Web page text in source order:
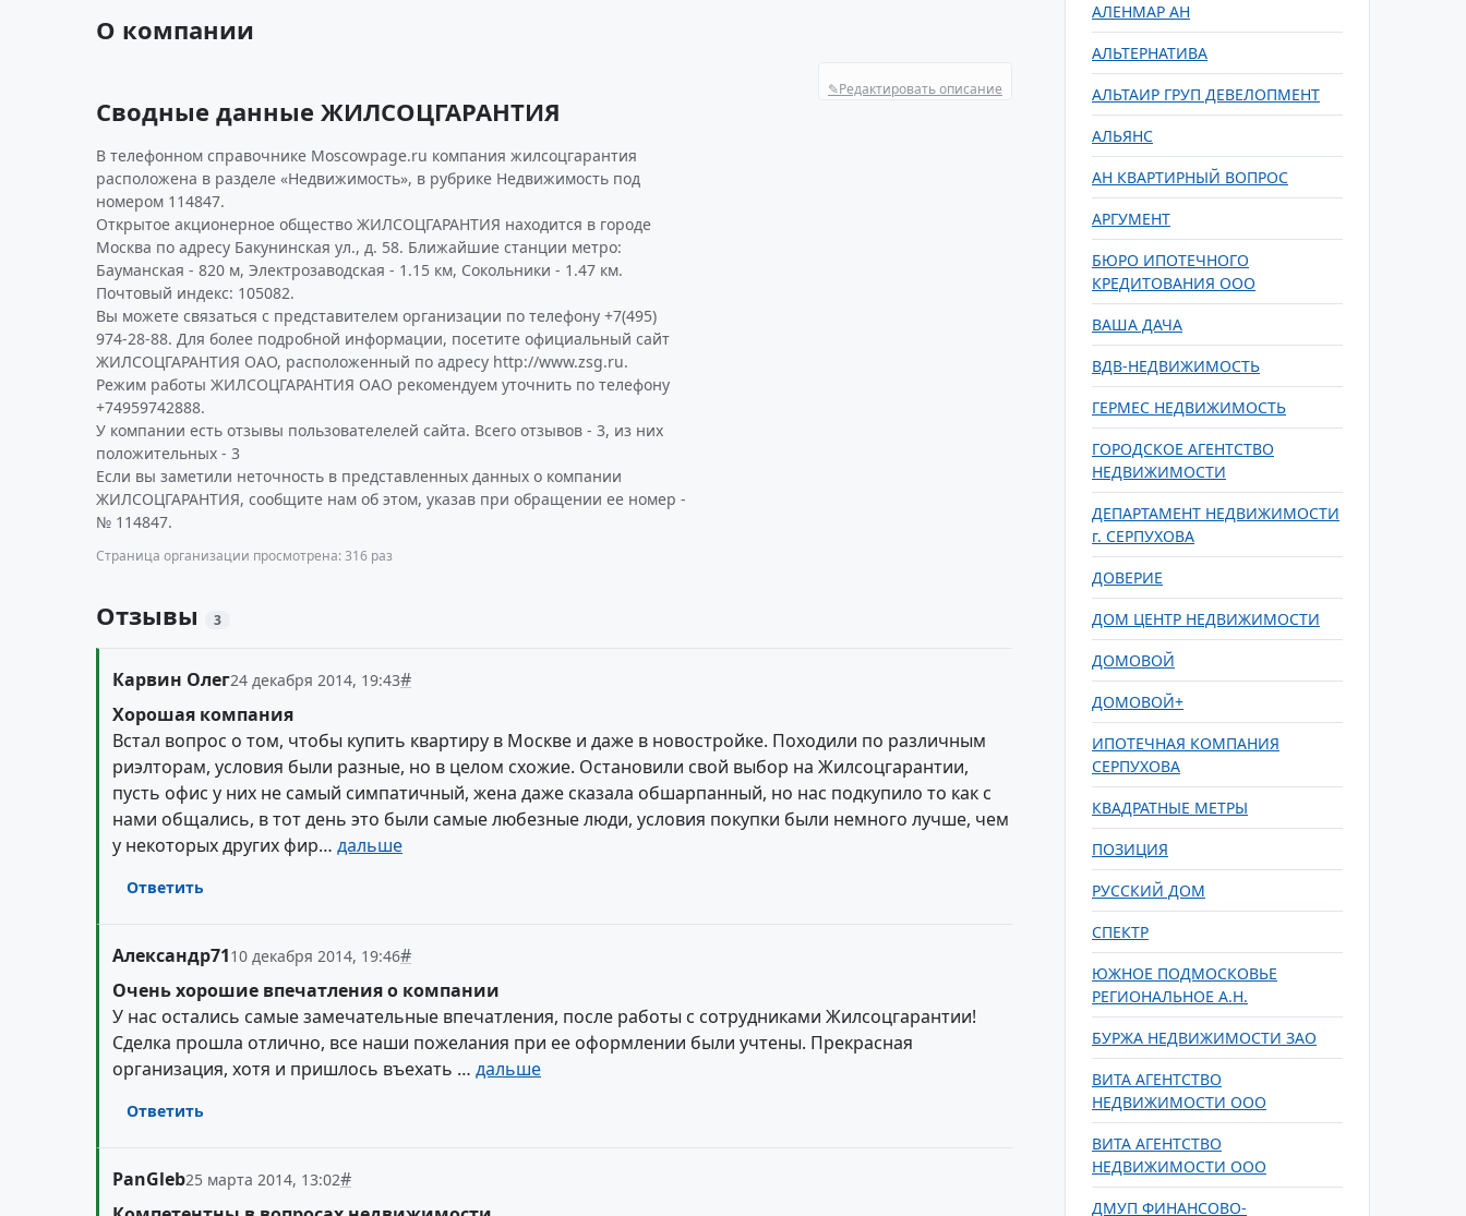
О компании
✎Редактировать описание
Сводные данные ЖИЛСОЦГАРАНТИЯ
В телефонном справочнике Moscowpage.ru компания жилсоцгарантия
расположена в разделе «Недвижимость», в рубрике Недвижимость под
номером 114847.
Открытое акционерное общество ЖИЛСОЦГАРАНТИЯ находится в городе
Москва по адресу Бакунинская ул., д. 58. Ближайшие станции метро:
Бауманская - 820 м, Электрозаводская - 1.15 км, Сокольники - 1.47 км.
Почтовый индекс: 105082.
Вы можете связаться с представителем организации по телефону +7(495)
974-28-88. Для более подробной информации, посетите официальный сайт
ЖИЛСОЦГАРАНТИЯ ОАО, расположенный по адресу http://www.zsg.ru.
Режим работы ЖИЛСОЦГАРАНТИЯ ОАО рекомендуем уточнить по телефону
+74959742888.
У компании есть отзывы пользователелей сайта. Всего отзывов - 3, из них
положительных - 3
Если вы заметили неточность в представленных данных о компании
ЖИЛСОЦГАРАНТИЯ, сообщите нам об этом, указав при обращении ее номер -
№ 114847.
Страница организации просмотрена: 316 раз
Отзывы 3
Карвин Олег24 декабря 2014, 19:43#
Хорошая компания
Встал вопрос о том, чтобы купить квартиру в Москве и даже в новостройке. Походили по различным
риэлторам, условия были разные, но в целом схожие. Остановили свой выбор на Жилсоцгарантии,
пусть офис у них не самый симпатичный, жена даже сказала обшарпанный, но нас подкупило то как с
нами общались, в тот день это были самые любезные люди, условия покупки были немного лучше, чем
у некоторых других фир… дальше
Ответить
Александр7110 декабря 2014, 19:46#
Очень хорошие впечатления о компании
У нас остались самые замечательные впечатления, после работы с сотрудниками Жилсоцгарантии!
Сделка прошла отлично, все наши пожелания при ее оформлении были учтены. Прекрасная
организация, хотя и пришлось въехать … дальше
Ответить
PanGleb25 марта 2014, 13:02#
АЛЕНМАР АН
АЛЬТЕРНАТИВА
АЛЬТАИР ГРУП ДЕВЕЛОПМЕНТ
АЛЬЯНС
АН КВАРТИРНЫЙ ВОПРОС
АРГУМЕНТ
БЮРО ИПОТЕЧНОГО
КРЕДИТОВАНИЯ ООО
ВАША ДАЧА
ВДВ-НЕДВИЖИМОСТЬ
ГЕРМЕС НЕДВИЖИМОСТЬ
ГОРОДСКОЕ АГЕНТСТВО
НЕДВИЖИМОСТИ
ДЕПАРТАМЕНТ НЕДВИЖИМОСТИ
г. СЕРПУХОВА
ДОВЕРИЕ
ДОМ ЦЕНТР НЕДВИЖИМОСТИ
ДОМОВОЙ
ДОМОВОЙ+
ИПОТЕЧНАЯ КОМПАНИЯ
СЕРПУХОВА
КВАДРАТНЫЕ МЕТРЫ
ПОЗИЦИЯ
РУССКИЙ ДОМ
СПЕКТР
ЮЖНОЕ ПОДМОСКОВЬЕ
РЕГИОНАЛЬНОЕ А.Н.
БУРЖА НЕДВИЖИМОСТИ ЗАО
ВИТА АГЕНТСТВО
НЕДВИЖИМОСТИ ООО
ВИТА АГЕНТСТВО
НЕДВИЖИМОСТИ ООО
ДМУП ФИНАНСОВО-